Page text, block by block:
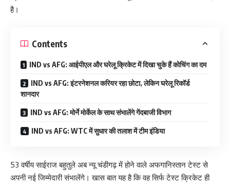
है।
Contents
IND vs AFG: आईपीएल और घरेलू क्रिकेट में दिखा चुके हैं कोचिंग का दम
IND vs AFG: इंटरनेशनल करियर रहा छोटा, लेकिन घरेलू रिकॉर्ड
शानदार
IND vs AFG: मोर्ने मोर्केल के साथ संभालेंगे गेंदबाजी विभाग
IND vs AFG: WTC में सुधार की तलाश में टीम इंडिया
53 वर्षीय साईराज बहुतुले अब न्यू चंडीगढ़ में होने वाले अफगानिस्तान टेस्ट से
अपनी नई जिम्मेदारी संभालेंगे। खास बात यह है कि वह सिर्फ टेस्ट क्रिकेट ही